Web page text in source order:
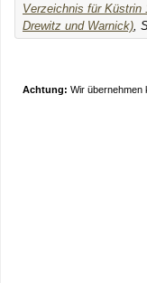
Verzeichnis für Küstrin
Drewitz und Warnick) ,
Achtung: Wir übernehmen